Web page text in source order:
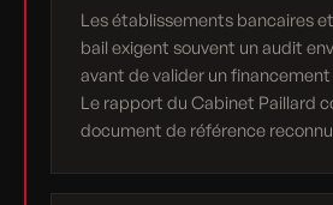
Les établissements bancaires
bail exigent souvent un audit
avant de valider un
Le rapport du Cabinet Paillard
document de référence